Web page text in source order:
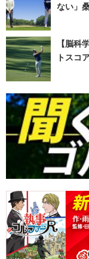
ない」
【脳科
トスコ